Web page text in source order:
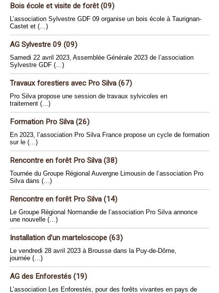
Bois école et visite de forêt (09)
L’association Sylvestre GDF 09 organise un bois école à Taurignan-
Castet et (…)
AG Sylvestre 09 (09)
Samedi 22 avril 2023, Assemblée Générale 2023 de l’association
Sylvestre GDF (…)
Travaux forestiers avec Pro Silva (67)
Pro Silva propose une session de travaux sylvicoles en
traitement (…)
Formation Pro Silva (26)
En 2023, l’association Pro Silva France propose un cycle de formation
sur le (…)
Rencontre en forêt Pro Silva (38)
Tournée du Groupe Régional Auvergne Limousin de l’association Pro
Silva dans (…)
Rencontre en forêt Pro Silva (14)
Le Groupe Régional Normandie de l’association Pro Silva annonce
une nouvelle (…)
Installation d’un marteloscope (63)
Le vendredi 28 avril 2023 à Brousse dans la Puy-de-Dôme,
journée (…)
AG des Enforestés (19)
L’association Les Enforestés, pour des forêts vivantes en pays de